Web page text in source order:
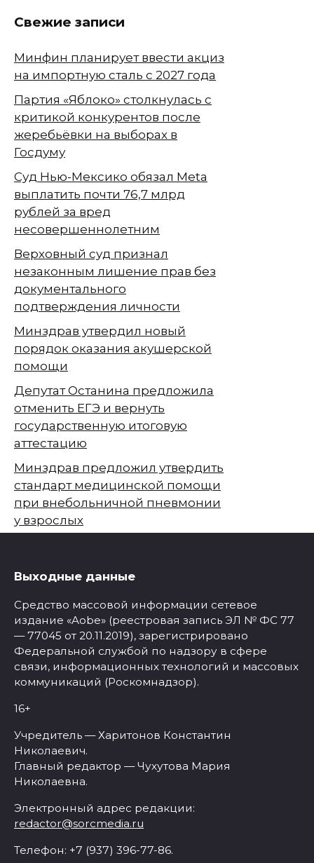
Свежие записи
Минфин планирует ввести акциз
на импортную сталь с 2027 года
Партия «Яблоко» столкнулась с
критикой конкурентов после
жеребьёвки на выборах в
Госдуму
Суд Нью-Мексико обязал Meta
выплатить почти 76,7 млрд
рублей за вред
несовершеннолетним
Верховный суд признал
незаконным лишение прав без
документального
подтверждения личности
Минздрав утвердил новый
порядок оказания акушерской
помощи
Депутат Останина предложила
отменить ЕГЭ и вернуть
государственную итоговую
аттестацию
Минздрав предложил утвердить
стандарт медицинской помощи
при внебольничной пневмонии
у взрослых
Выходные данные
Средство массовой информации сетевое
издание «Aobe» (реестровая запись ЭЛ № ФС 77
— 77045 от 20.11.2019), зарегистрировано
Федеральной службой по надзору в сфере
связи, информационных технологий и массовых
коммуникаций (Роскомнадзор).
16+
Учредитель — Харитонов Константин
Николаевич.
Главный редактор — Чухутова Мария
Николаевна.
Электронный адрес редакции:
redactor@sorcmedia.ru
Телефон: +7 (937) 396-77-86.